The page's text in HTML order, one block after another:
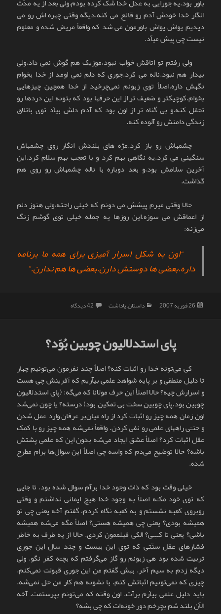
انگار خدا خودش آدم رو قانع می کنه.دیگه وقتی چهره اش رو می
دیدیم یواش یواش باورمون می شد که واقعأ مریض شده و معلوم
نیست چی پیش میآد.
ولی رفتم تو اتاقش خواب نبود،موزیک هم گوش نمی داد،ولی
بیدار هم نبود.ناله می کرد.جوری که دلم نمی اومد از خدا بخوام
نگهش داره.اصلأ توی زبونم نمی‌چرخید از خدا همچین چیزهایی
بخوام.کوچیکتر و ضعیف تر از این حرفها بود که بتونه این دردها رو
تحمّل کنه.و بی گناه تر از اون بود که آدم دلش بیآد توی باتلاق
زندگی دامنش رو آلوده کنه.
چشمهاش رو باز کرد.مژه های بلندش انگار روی چشمهاش
سنگینی می کرد.یه نگاهی بهم کرد و با تعجب بهم سلام کرد.این
آخرین سلامش بود،و بعد دوباره با ناله چشمهاش رو روی هم
گذاشت.
حالا وقتی میرم پیشش می دونم که خیلی راحته،ولی هنوز دلم
از اعماقش می سوزه.این روزها یه جمله خیلی توی گوشم زنگ
می‌زنه:
“اون به شکل اسرار آمیزی برای همه ما برنامه
داره.بعضی ها دوستش دارن.بعضی ها هم ندارن.”
ارسال
26 فوریه 2007 دسته‌ها
داستان,یاداشت 42 دیدگاه برای سلام آخر
پای استدلالیون چوبین بُوَد؟
کی می‌تونه خدا رو اثبات کنه؟ اصلأ چند نفرمون می‌تونیم چهار
تا دلیل منطقی و بر پایه شواهد علمی بیآریم که آفرینش چی هست
و اسرارش چیه؟ حالا اصلأ این حرف مولانا که می‌گه: (پای استدلالیون
چوبین بود،پای چوبین سخت بی تمکین بود) درسته؟ یا چون نمی‌شد
اون زمان همه چیز رو اثبات کرد از راه میان‌بر عرفان وارد عمل شدن
و حتـّی راههای علمی رو نفی کردن. واقعأ نمی‌شه همه چیز رو با کمک
عقل اثبات کرد؟ اصلأ عشق ایجاد می‌شه بدون این که علمی پشتش
باشه؟ حالا توضیح می‌دم که واسه چی اصلأ این سوال‌ها برام مطرح
شده.
خیلی وقت بود که ذات وجود خدا برآم سوال شده بود. تا جایی
که توی خود مکـّه اصلأ به وجود خدا هیچ ایمانی نداشتم و وقتی
روبروی کعبه نشستم و به کعبه نگاه کردم، گفتم آخه یعنی چی تو
همیشه بودی؟ یعنی چی همیشه هستی؟ اصلأ مگه می‌شه همیشه
باشی؟ یعنی تا کــِـی؟ الکی فیلممون کردی. حالا از یه طرف به خاطر
فشارهای عقل سنّتی که توی این بیست و چند سال این جوری
تربیت شده بود هی زبونم رو گاز می‌گرفتم که بچـّه کفر نگو. ولی
دیگه زدم به سیم آخر. بهش گفتم من این جوری قبولت نمی‌کنم.
چیزی که نمی‌تونیم اثباتش کنم. با نشونه هم کار من حل نمی‌شه.
باید دلیل علمی بیآرم برآت. اون وقته که می‌تونم بپرستمت. آخه
الآن بلند شم بچرخم دور خونه‌ات که چی بشه؟